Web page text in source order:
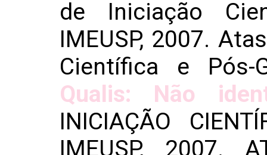
de Iniciação
IMEUSP, 2007.
Científica e Pós-
Qualis: Não
INICIAÇÃO
IMEUSP, 2007.